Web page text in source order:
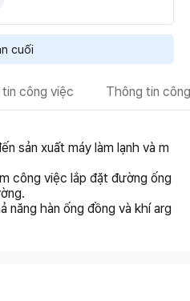
cuối
công việc Thông tin
sản xuất máy làm lạnh và m
công việc lắp đặt đường ống
năng hàn ống đồng và khí arg